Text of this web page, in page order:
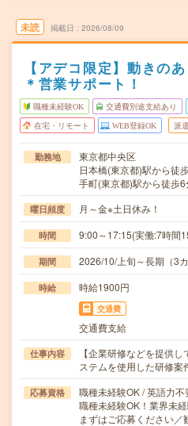
未読 掲載日 2026/08/09
【アデコ限定】動きの
＊営業サポート！
職種未経験OK 交通費別途支給あり
在宅・リモート WEB登録OK 派遣
勤務地
東京都中央区
日本橋(東京都)駅から徒
手町(東京都)駅から徒歩6
曜日頻度 月～金※土日休み！
時間 9:00～17:15(実働:7時間
期間 2026/10/上旬～長期（3
時給 時給1900円
交通費
交通費支給
仕事内容
【企業研修などを提供
ステムを使用した研修
応募資格
職種未経験OK / 英語力不
職種未経験OK！業界未
まずはご応募ください